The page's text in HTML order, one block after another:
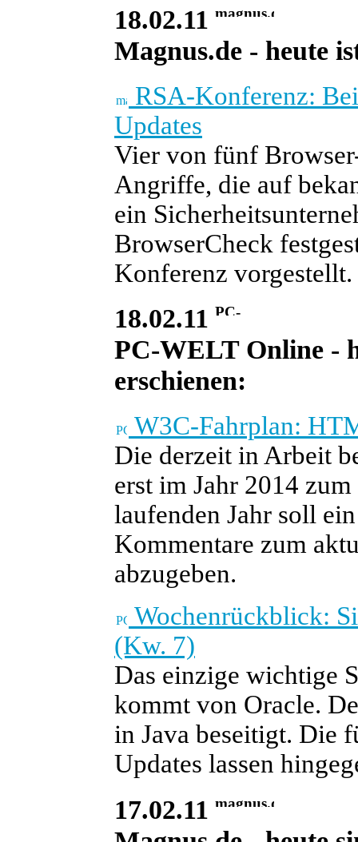
18.02.11
Magnus.de - heute
RSA-Konferenz:
Updates
Vier von fünf
Angriffe, die auf
ein
BrowserCheck
Konferenz vorgestellt.
18.02.11
PC-WELT Online -
erschienen:
W3C-Fahrplan:
Die derzeit in Arbeit
erst im Jahr 2014
laufenden Jahr soll
Kommentare zum
abzugeben.
Wochenrückblick:
(Kw. 7)
Das einzige wichtige
kommt von Oracle.
in Java beseitigt. Die
Updates lassen
17.02.11